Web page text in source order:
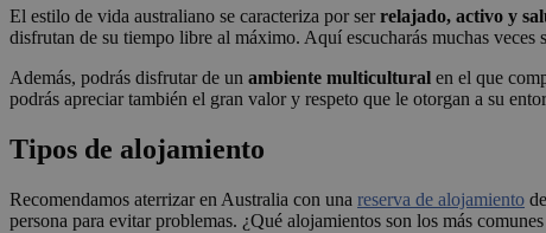
El estilo de vida australiano se caracteriza por serrelajado, activo y
disfrutan de su tiempo libre al máximo. Aquí escucharás muchas veces
Además, podrás disfrutar de un ambiente multicultural en el que
podrás apreciar también el gran valor y respeto que le otorgan a su
Tipos de alojamiento
Recomendamos aterrizar en Australia con una reserva de alojamiento
persona para evitar problemas. ¿Qué alojamientos son los más